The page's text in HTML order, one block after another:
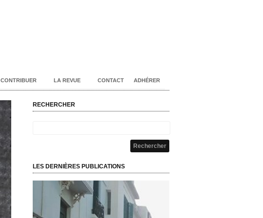
CONTRIBUER LA REVUE CONTACT ADHÉRER
RECHERCHER
LES DERNIÈRES PUBLICATIONS